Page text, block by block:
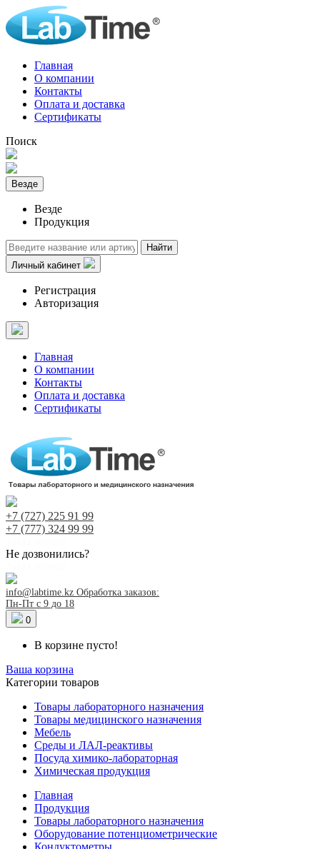
Главная
О компании
Контакты
Оплата и доставка
Сертификаты
Поиск
Везде
Везде
Продукция
Найти
Личный кабинет
Регистрация
Авторизация
Главная
О компании
Контакты
Оплата и доставка
Сертификаты
+7 (727) 225 91 99
+7 (777) 324 99 99
Не дозвонились?
info@labtime.kz Обработка заказов:
Пн-Пт с 9 до 18
0
В корзине пусто!
Ваша корзина
Категории товаров
Товары лабораторного назначения
Товары медицинского назначения
Мебель
Среды и ЛАЛ-реактивы
Посуда химико-лабораторная
Химическая продукция
Главная
Продукция
Товары лабораторного назначения
Оборудование потенциометрические
Кондуктометры